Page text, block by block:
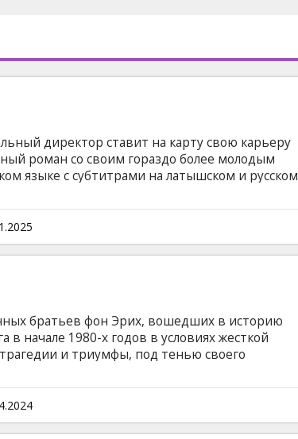
директор ставит на карту свою карьеру
роман со своим гораздо более молодым
языке с субтитрами на латышском и русском
братьев фон Эрих, вошедших в историю
в начале 1980-х годов в условиях жесткой
и триумфы, под тенью своего
языке с субтитрами на латышском